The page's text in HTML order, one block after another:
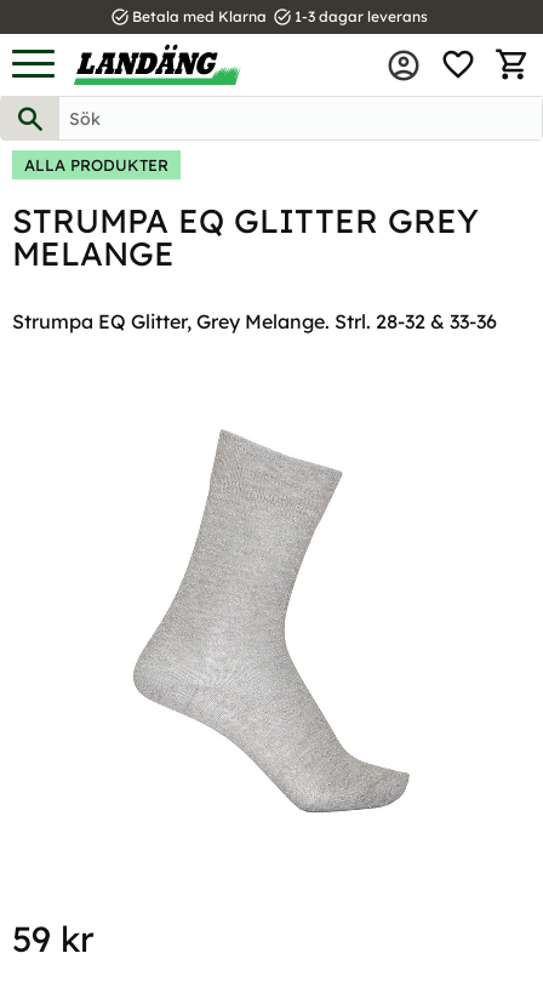
Meny
task_alt Betala med Klarna task_alt 1-3 dagar leverans
ALLA PRODUKTER
STRUMPA EQ GLITTER GREY
MELANGE
Strumpa EQ Glitter, Grey Melange. Strl. 28-32 & 33-36
59 kr